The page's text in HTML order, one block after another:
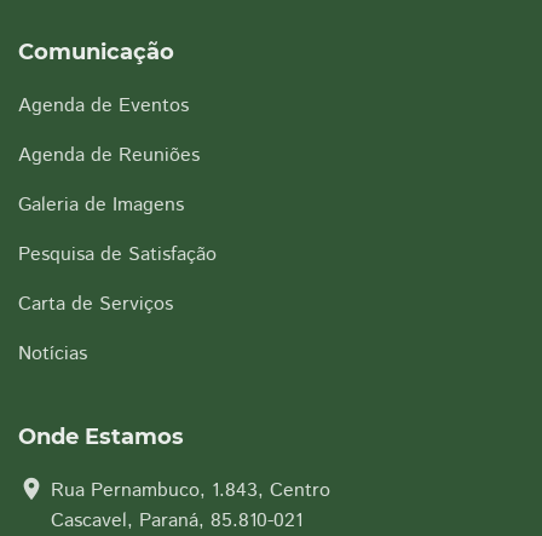
Comunicação
Agenda de Eventos
Agenda de Reuniões
Galeria de Imagens
Pesquisa de Satisfação
Carta de Serviços
Notícias
Onde Estamos
location_on Rua Pernambuco, 1.843, Centro
Cascavel, Paraná, 85.810-021